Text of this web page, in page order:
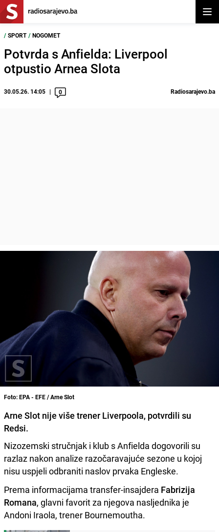
/ SPORT / NOGOMET
Potvrda s Anfielda: Liverpool
otpustio Arnea Slota
30.05.26. 14:05 0 Radiosarajevo.ba
Foto: EPA - EFE / Arne Slot
Arne Slot nije više trener Liverpoola, potvrdili su
Redsi.
Nizozemski stručnjak i klub s Anfielda dogovorili su
razlaz nakon analize razočaravajuće sezone u kojoj
nisu uspjeli odbraniti naslov prvaka Engleske.
Prema informacijama transfer-insajdera Fabrizija
Romana, glavni favorit za njegova nasljednika je
Andoni Iraola, trener Bournemoutha.